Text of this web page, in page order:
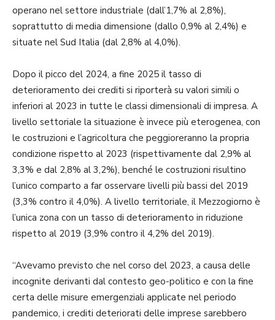
operano nel settore industriale (dall’1,7% al 2,8%),
soprattutto di media dimensione (dallo 0,9% al 2,4%) e
situate nel Sud Italia (dal 2,8% al 4,0%).
Dopo il picco del 2024, a fine 2025 il tasso di
deterioramento dei crediti si riporterà su valori simili o
inferiori al 2023 in tutte le classi dimensionali di impresa. A
livello settoriale la situazione è invece più eterogenea, con
le costruzioni e l’agricoltura che peggioreranno la propria
condizione rispetto al 2023 (rispettivamente dal 2,9% al
3,3% e dal 2,8% al 3,2%), benché le costruzioni risultino
l’unico comparto a far osservare livelli più bassi del 2019
(3,3% contro il 4,0%). A livello territoriale, il Mezzogiorno è
l’unica zona con un tasso di deterioramento in riduzione
rispetto al 2019 (3,9% contro il 4,2% del 2019).
“Avevamo previsto che nel corso del 2023, a causa delle
incognite derivanti dal contesto geo-politico e con la fine
certa delle misure emergenziali applicate nel periodo
pandemico, i crediti deteriorati delle imprese sarebbero